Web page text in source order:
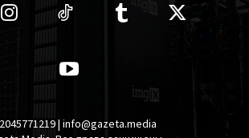
| info@gazeta.media